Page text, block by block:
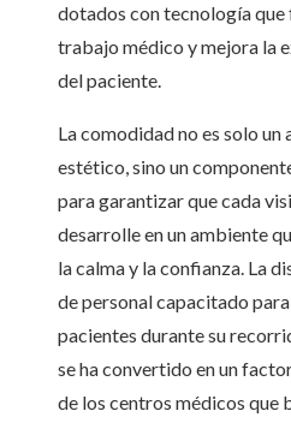
dotados con tecnología
trabajo médico y mejora la
del paciente.
La comodidad no es solo un
estético, sino un
para garantizar que cada
desarrolle en un ambiente
la calma y la confianza. La
de personal capacitado
pacientes durante su
se ha convertido en un
de los centros médicos que